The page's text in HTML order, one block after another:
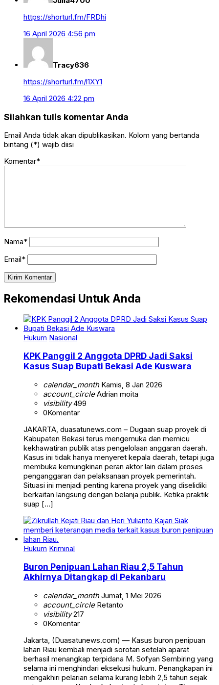
https://shorturl.fm/FRDhi
16 April 2026 4:56 pm
Tracy636
https://shorturl.fm/l1XY1
16 April 2026 4:22 pm
Silahkan tulis komentar Anda
Email Anda tidak akan dipublikasikan. Kolom yang bertanda
bintang (*) wajib diisi
Komentar*
Nama*
Email*
Rekomendasi Untuk Anda
Hukum Nasional
KPK Panggil 2 Anggota DPRD Jadi Saksi
Kasus Suap Bupati Bekasi Ade Kuswara
calendar_monthKamis, 8 Jan 2026
account_circleAdrian moita
visibility499
0Komentar
JAKARTA, duasatunews.com – Dugaan suap proyek di
Kabupaten Bekasi terus mengemuka dan memicu
kekhawatiran publik atas pengelolaan anggaran daerah.
Kasus ini tidak hanya menyeret kepala daerah, tetapi juga
membuka kemungkinan peran aktor lain dalam proses
penganggaran dan pelaksanaan proyek pemerintah.
Situasi ini menjadi penting karena proyek yang diselidiki
berkaitan langsung dengan belanja publik. Ketika praktik
suap […]
Hukum Kriminal
Buron Penipuan Lahan Riau 2,5 Tahun
Akhirnya Ditangkap di Pekanbaru
calendar_monthJumat, 1 Mei 2026
account_circleRetanto
visibility217
0Komentar
Jakarta, (Duasatunews.com) — Kasus buron penipuan
lahan Riau kembali menjadi sorotan setelah aparat
berhasil menangkap terpidana M. Sofyan Sembiring yang
selama ini menghindari eksekusi hukum. Penangkapan ini
mengakhiri pelarian selama kurang lebih 2,5 tahun sejak